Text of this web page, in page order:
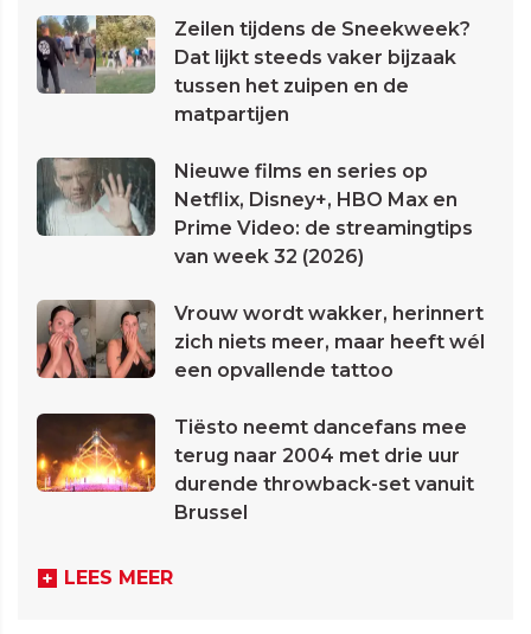
Zeilen tijdens de Sneekweek?
Dat lijkt steeds vaker bijzaak
tussen het zuipen en de
matpartijen
Nieuwe films en series op
Netflix, Disney+, HBO Max en
Prime Video: de streamingtips
van week 32 (2026)
Vrouw wordt wakker, herinnert
zich niets meer, maar heeft wél
een opvallende tattoo
Tiësto neemt dancefans mee
terug naar 2004 met drie uur
durende throwback-set vanuit
Brussel
LEES MEER